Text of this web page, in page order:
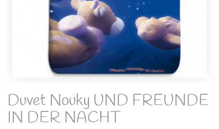
Duvet Nouky UND FREUNDE
IN DER NACHT